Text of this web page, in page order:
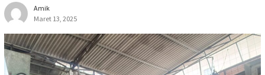
Amik
Maret 13, 2025